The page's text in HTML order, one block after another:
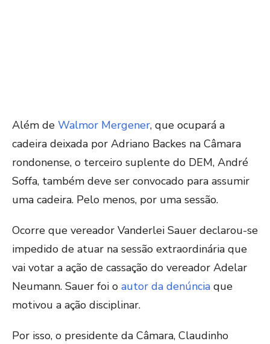
Além de Walmor Mergener, que ocupará a
cadeira deixada por Adriano Backes na Câmara
rondonense, o terceiro suplente do DEM, André
Soffa, também deve ser convocado para assumir
uma cadeira. Pelo menos, por uma sessão.
Ocorre que vereador Vanderlei Sauer declarou-se
impedido de atuar na sessão extraordinária que
vai votar a ação de cassação do vereador Adelar
Neumann. Sauer foi o autor da denúncia que
motivou a ação disciplinar.
Por isso, o presidente da Câmara, Claudinho